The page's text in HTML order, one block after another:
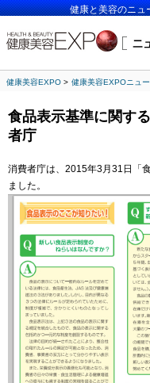
健康と美容のニュ
健康美容EXPO 健康美容EXPOニュー
食品表示基準に関す
者庁
消費者庁は、2015年3月31日「
ました。